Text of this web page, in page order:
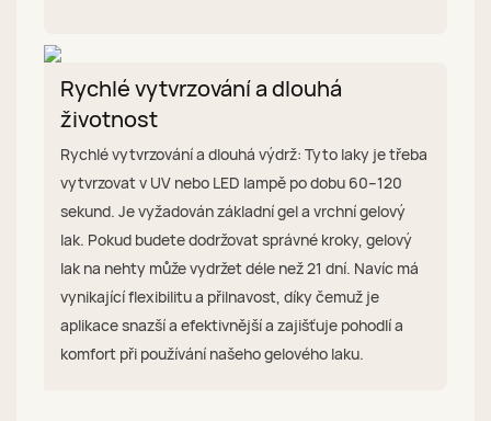
Rychlé vytvrzování a dlouhá
životnost
Rychlé vytvrzování a dlouhá výdrž: Tyto laky je třeba
vytvrzovat v UV nebo LED lampě po dobu 60–120
sekund. Je vyžadován základní gel a vrchní gelový
lak. Pokud budete dodržovat správné kroky, gelový
lak na nehty může vydržet déle než 21 dní. Navíc má
vynikající flexibilitu a přilnavost, díky čemuž je
aplikace snazší a efektivnější a zajišťuje pohodlí a
komfort při používání našeho gelového laku.